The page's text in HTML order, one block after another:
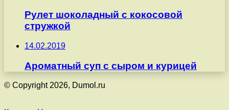
Рулет шоколадный с кокосовой
стружкой
14.02.2019
Ароматный суп с сыром и курицей
© Copyright 2026, Dumol.ru